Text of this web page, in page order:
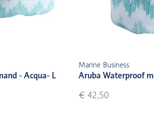
- Acqua- L
Marine Business
Aruba Waterproof
€ 42,50